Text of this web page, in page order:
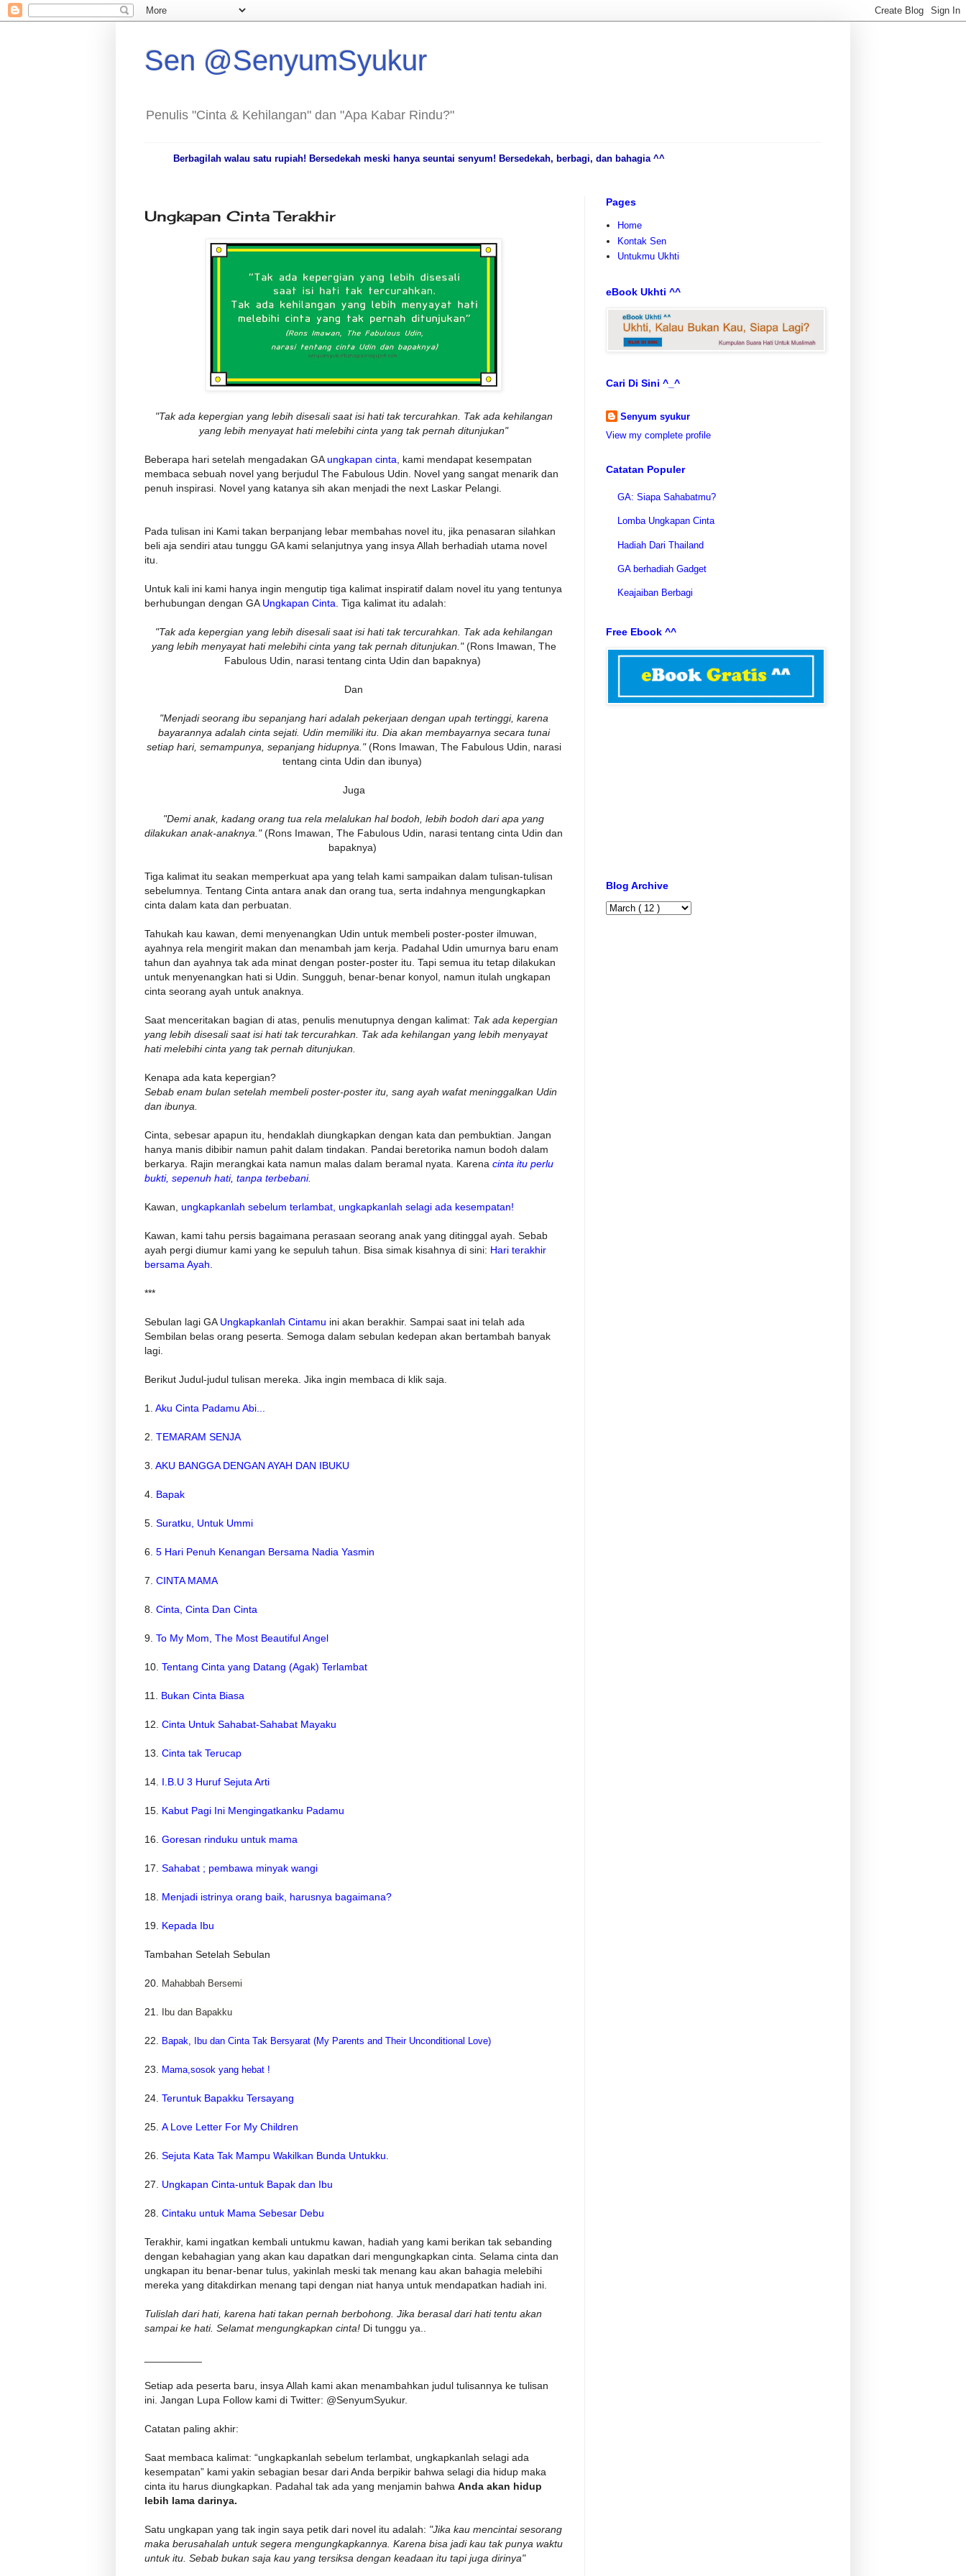
Sen @SenyumSyukur
Penulis "Cinta & Kehilangan" dan "Apa Kabar Rindu?"
Berbagilah walau satu rupiah! Bersedekah meski hanya seuntai senyum! Bersedekah, berbagi, dan bahagia ^^
Ungkapan Cinta Terakhir
"Tak ada kepergian yang lebih disesali saat isi hati tak tercurahkan. Tak ada kehilangan
yang lebih menyayat hati melebihi cinta yang tak pernah ditunjukan"
Beberapa hari setelah mengadakan GAungkapan cinta , kami mendapat kesempatan
membaca sebuah novel yang berjudul The Fabulous Udin. Novel yang sangat menarik dan
penuh inspirasi. Novel yang katanya sih akan menjadi the next Laskar Pelangi.
Pada tulisan ini Kami takan berpanjang lebar membahas novel itu, jika penasaran silahkan
beli aja sendiri atau tunggu GA kami selanjutnya yang insya Allah berhadiah utama novel
itu.
Untuk kali ini kami hanya ingin mengutip tiga kalimat inspiratif dalam novel itu yang tentunya
berhubungan dengan GA Ungkapan Cinta . Tiga kalimat itu adalah:
"Tak ada kepergian yang lebih disesali saat isi hati tak tercurahkan. Tak ada kehilangan
yang lebih menyayat hati melebihi cinta yang tak pernah ditunjukan."(Rons Imawan, The
Fabulous Udin, narasi tentang cinta Udin dan bapaknya)
Dan
"Menjadi seorang ibu sepanjang hari adalah pekerjaan dengan upah tertinggi, karena
bayarannya adalah cinta sejati. Udin memiliki itu. Dia akan membayarnya secara tunai
setiap hari, semampunya, sepanjang hidupnya."(Rons Imawan, The Fabulous Udin, narasi
tentang cinta Udin dan ibunya)
Juga
"Demi anak, kadang orang tua rela melalukan hal bodoh, lebih bodoh dari apa yang
dilakukan anak-anaknya."(Rons Imawan, The Fabulous Udin, narasi tentang cinta Udin dan
bapaknya)
Tiga kalimat itu seakan memperkuat apa yang telah kami sampaikan dalam tulisan-tulisan
sebelumnya. Tentang Cinta antara anak dan orang tua, serta indahnya mengungkapkan
cinta dalam kata dan perbuatan.
Tahukah kau kawan, demi menyenangkan Udin untuk membeli poster-poster ilmuwan,
ayahnya rela mengirit makan dan menambah jam kerja. Padahal Udin umurnya baru enam
tahun dan ayahnya tak ada minat dengan poster-poster itu. Tapi semua itu tetap dilakukan
untuk menyenangkan hati si Udin. Sungguh, benar-benar konyol, namun itulah ungkapan
cinta seorang ayah untuk anaknya.
Saat menceritakan bagian di atas, penulis menutupnya dengan kalimat: Tak ada kepergian
yang lebih disesali saat isi hati tak tercurahkan. Tak ada kehilangan yang lebih menyayat
hati melebihi cinta yang tak pernah ditunjukan.
Kenapa ada kata kepergian?
Sebab enam bulan setelah membeli poster-poster itu, sang ayah wafat meninggalkan Udin
dan ibunya.
Cinta, sebesar apapun itu, hendaklah diungkapkan dengan kata dan pembuktian. Jangan
hanya manis dibibir namun pahit dalam tindakan. Pandai beretorika namun bodoh dalam
berkarya. Rajin merangkai kata namun malas dalam beramal nyata. Karena cinta itu perlu
bukti, sepenuh hati, tanpa terbebani.
Kawan, ungkapkanlah sebelum terlambat, ungkapkanlah selagi ada kesempatan!
Kawan, kami tahu persis bagaimana perasaan seorang anak yang ditinggal ayah. Sebab
ayah pergi diumur kami yang ke sepuluh tahun. Bisa simak kisahnya di sini: Hari terakhir
bersama Ayah.
***
Sebulan lagi GA Ungkapkanlah Cintamu ini akan berakhir. Sampai saat ini telah ada
Sembilan belas orang peserta. Semoga dalam sebulan kedepan akan bertambah banyak
lagi.
Berikut Judul-judul tulisan mereka. Jika ingin membaca di klik saja.
1. Aku Cinta Padamu Abi...
2. TEMARAM SENJA
3. AKU BANGGA DENGAN AYAH DAN IBUKU
4. Bapak
5. Suratku, Untuk Ummi
6. 5 Hari Penuh Kenangan Bersama Nadia Yasmin
7. CINTA MAMA
8. Cinta, Cinta Dan Cinta
9. To My Mom, The Most Beautiful Angel
10. Tentang Cinta yang Datang (Agak) Terlambat
11. Bukan Cinta Biasa
12. Cinta Untuk Sahabat-Sahabat Mayaku
13. Cinta tak Terucap
14. I.B.U 3 Huruf Sejuta Arti
15. Kabut Pagi Ini Mengingatkanku Padamu
16. Goresan rinduku untuk mama
17. Sahabat ; pembawa minyak wangi
18. Menjadi istrinya orang baik, harusnya bagaimana?
19. Kepada Ibu
Tambahan Setelah Sebulan
20. Mahabbah Bersemi
21. Ibu dan Bapakku
22. Bapak, Ibu dan Cinta Tak Bersyarat (My Parents and Their Unconditional Love)
23. Mama,sosok yang hebat !
24. Teruntuk Bapakku Tersayang
25. A Love Letter For My Children
26. Sejuta Kata Tak Mampu Wakilkan Bunda Untukku.
27. Ungkapan Cinta-untuk Bapak dan Ibu
28. Cintaku untuk Mama Sebesar Debu
Terakhir, kami ingatkan kembali untukmu kawan, hadiah yang kami berikan tak sebanding
dengan kebahagian yang akan kau dapatkan dari mengungkapkan cinta. Selama cinta dan
ungkapan itu benar-benar tulus, yakinlah meski tak menang kau akan bahagia melebihi
mereka yang ditakdirkan menang tapi dengan niat hanya untuk mendapatkan hadiah ini.
Tulislah dari hati, karena hati takan pernah berbohong. Jika berasal dari hati tentu akan
sampai ke hati. Selamat mengungkapkan cinta! Di tunggu ya..
Setiap ada peserta baru, insya Allah kami akan menambahkan judul tulisannya ke tulisan
ini. Jangan Lupa Follow kami di Twitter: @SenyumSyukur.
Catatan paling akhir:
Saat membaca kalimat: “ungkapkanlah sebelum terlambat, ungkapkanlah selagi ada
kesempatan” kami yakin sebagian besar dari Anda berpikir bahwa selagi dia hidup maka
cinta itu harus diungkapkan. Padahal tak ada yang menjamin bahwa Anda akan hidup
lebih lama darinya.
Satu ungkapan yang tak ingin saya petik dari novel itu adalah: "Jika kau mencintai sesorang
maka berusahalah untuk segera mengungkapkannya. Karena bisa jadi kau tak punya waktu
untuk itu. Sebab bukan saja kau yang tersiksa dengan keadaan itu tapi juga dirinya"
Pages
Home
Kontak Sen
Untukmu Ukhti
eBook Ukhti ^^
Cari Di Sini ^_^
Senyum syukur
View my complete profile
Catatan Populer
GA: Siapa Sahabatmu?
Lomba Ungkapan Cinta
Hadiah Dari Thailand
GA berhadiah Gadget
Keajaiban Berbagi
Free Ebook ^^
Blog Archive